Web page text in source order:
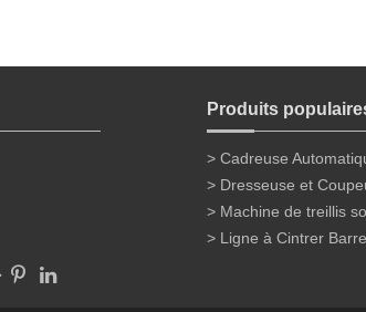
Produits
> Cadreuse
> Dresseuse et
> Machine de treillis
> Ligne à Cintrer